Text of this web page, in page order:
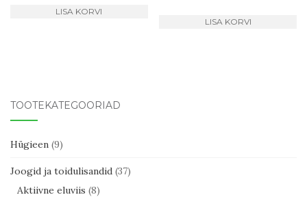
LISA KORVI
LISA KORVI
TOOTEKATEGOORIAD
Hügieen (9)
Joogid ja toidulisandid (37)
Aktiivne eluviis (8)